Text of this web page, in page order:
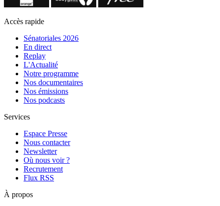
Accès rapide
Sénatoriales 2026
En direct
Replay
L'Actualité
Notre programme
Nos documentaires
Nos émissions
Nos podcasts
Services
Espace Presse
Nous contacter
Newsletter
Où nous voir ?
Recrutement
Flux RSS
À propos